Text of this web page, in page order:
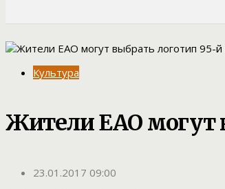
Культура
Жители ЕАО могут
23.01.2017 09:00